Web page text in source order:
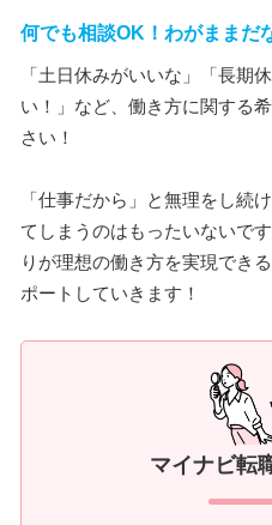
何でも相談OK！わがままだ
「土日休みがいいな」「長期
い！」など、働き方に関する
さい！
「仕事だから」と無理をし続
てしまうのはもったいないで
りが理想の働き方を実現でき
ポートしていきます！
マイナビ転